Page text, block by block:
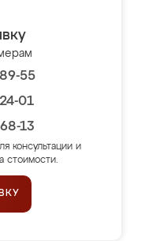
55
01
13
консультации и
стоимости.